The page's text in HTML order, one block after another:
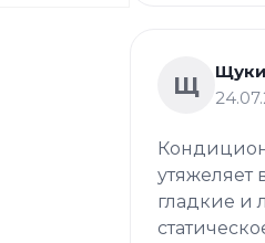
Щ
утяжеляет
гладкие и